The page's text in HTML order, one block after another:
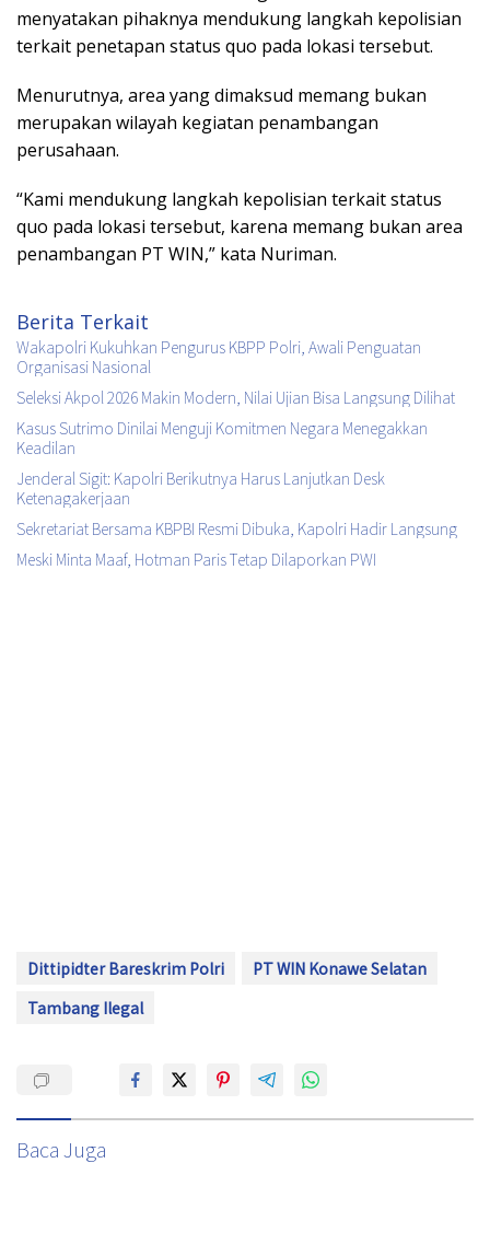
menyatakan pihaknya mendukung langkah kepolisian
terkait penetapan status quo pada lokasi tersebut.
Menurutnya, area yang dimaksud memang bukan
merupakan wilayah kegiatan penambangan
perusahaan.
“Kami mendukung langkah kepolisian terkait status
quo pada lokasi tersebut, karena memang bukan area
penambangan PT WIN,” kata Nuriman.
Berita Terkait
Wakapolri Kukuhkan Pengurus KBPP Polri, Awali Penguatan
Organisasi Nasional
Seleksi Akpol 2026 Makin Modern, Nilai Ujian Bisa Langsung Dilihat
Kasus Sutrimo Dinilai Menguji Komitmen Negara Menegakkan
Keadilan
Jenderal Sigit: Kapolri Berikutnya Harus Lanjutkan Desk
Ketenagakerjaan
Sekretariat Bersama KBPBI Resmi Dibuka, Kapolri Hadir Langsung
Meski Minta Maaf, Hotman Paris Tetap Dilaporkan PWI
Dittipidter Bareskrim Polri
PT WIN Konawe Selatan
Tambang Ilegal
Baca Juga